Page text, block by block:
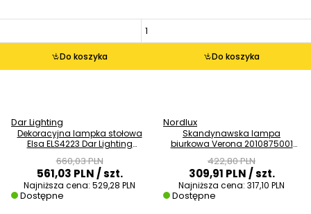
Do koszyka
Dar Lighting
Dekoracyjna lampka stołowa
Elsa ELS4223 Dar Lighting
660,03 PLN
561,03 PLN/ szt.
Najniższa cena: 529,28 PLN
Dostępne
Do koszyka
Nordlux
Skandynawska lampa
biurkowa Verona 2010875001
422,80 PLN
309,91 PLN/ szt.
Najniższa cena: 317,10 PLN
Dostępne